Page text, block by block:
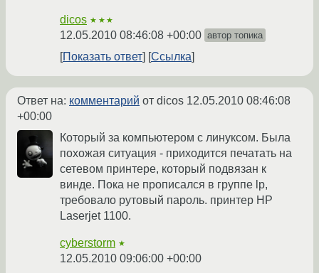
dicos ★★★
12.05.2010 08:46:08 +00:00 автор топика
Показать ответ Ссылка
Ответ на: комментарий от dicos 12.05.2010 08:46:08
+00:00
Который за компьютером с линуксом. Была
похожая ситуация - приходится печатать на
сетевом принтере, который подвязан к
винде. Пока не прописался в группе lp,
требовало рутовый пароль. принтер HP
Laserjet 1100.
cyberstorm ★
12.05.2010 09:06:00 +00:00